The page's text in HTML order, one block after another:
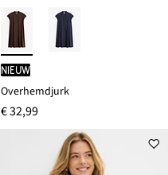
Nieuw
Overhemdjurk
€ 32,99